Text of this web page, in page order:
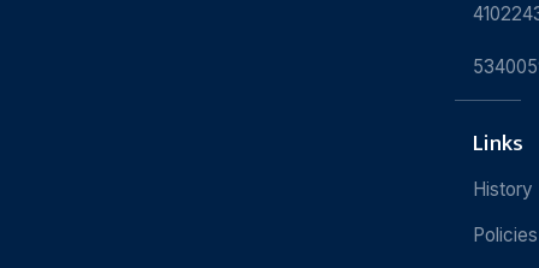
Links
History
Policies